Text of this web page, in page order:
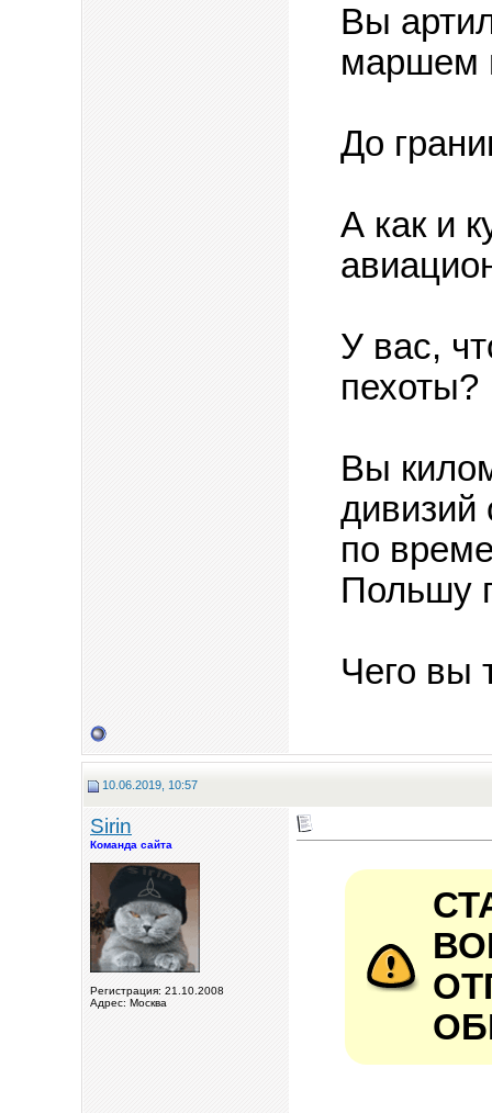
Вы
маршем
До
А как и
У вас,
пехоты?
Вы
дивизий
по
Польшу
Чего вы
10.06.2019, 10:57
Sirin
Команда сайта
Регистрация: 21.10.2008
Адрес: Москва